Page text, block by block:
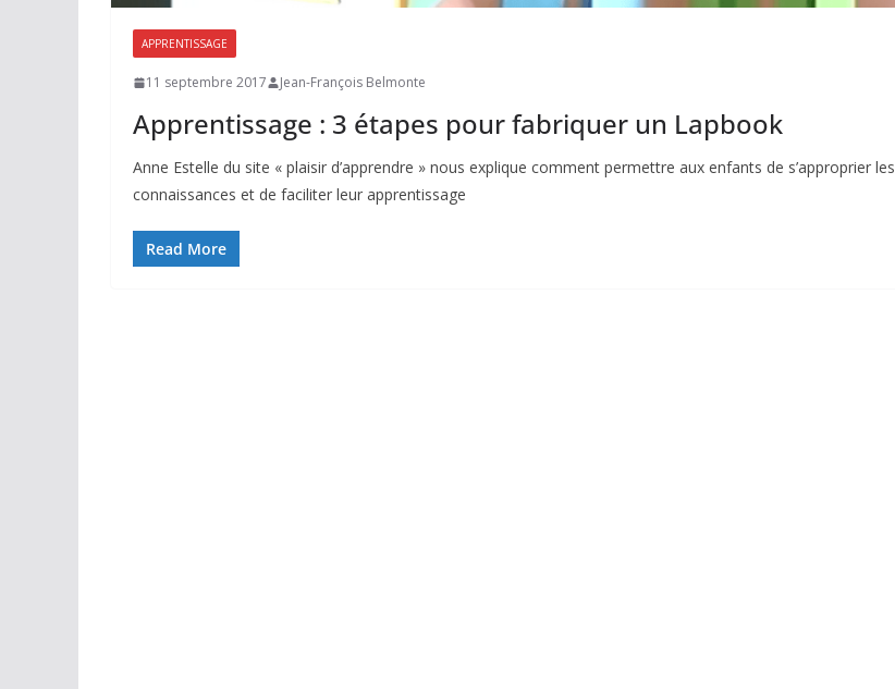
APPRENTISSAGE
11 septembre 2017 Jean-François Belmonte
Apprentissage : 3 étapes pour fabriquer un Lapbook
Anne Estelle du site « plaisir d’apprendre » nous explique comment permettre aux enfants de s’approprier les
connaissances et de faciliter leur apprentissage
Read More